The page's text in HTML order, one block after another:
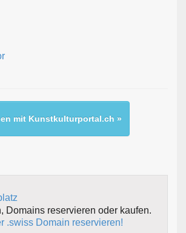
mit Kunstkulturportal.ch »
Domains reservieren oder kaufen.
.swiss Domain reservieren!